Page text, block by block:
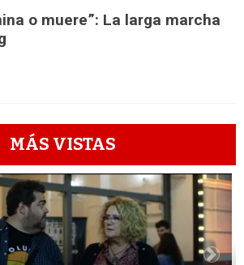
o muere”: La larga marcha
MÁS VISTAS
1